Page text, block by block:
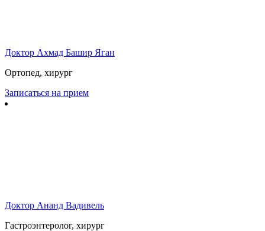
Доктор Ахмад Башир Яган
Ортопед, хирург
Записаться на прием
Доктор Ананд Вадивель
Гастроэнтеролог, хирург